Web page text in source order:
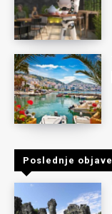
Poslednje objave